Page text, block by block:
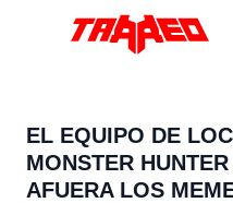
EL EQUIPO DE
MONSTER
AFUERA LOS